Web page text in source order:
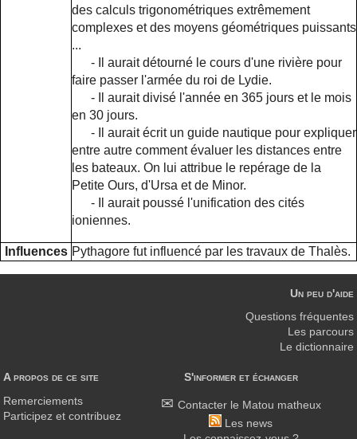
des calculs trigonométriques extrêmement
complexes et des moyens géométriques puissants
...
- Il aurait détourné le cours d'une rivière pour
faire passer l'armée du roi de Lydie.
- Il aurait divisé l'année en 365 jours et le mois
en 30 jours.
- Il aurait écrit un guide nautique pour expliquer
entre autre comment évaluer les distances entre
les bateaux. On lui attribue le repérage de la
Petite Ours, d'Ursa et de Minor.
- Il aurait poussé l'unification des cités
ioniennes.
Influences Pythagore fut influencé par les travaux de Thalès.
A propos de ce site
Remerciements
Participez et contribuez
S'informer et échanger
Contacter le Matou matheux
Les news
Un peu d'aide
Questions fréquentes
Les parcours
Le dictionnaire